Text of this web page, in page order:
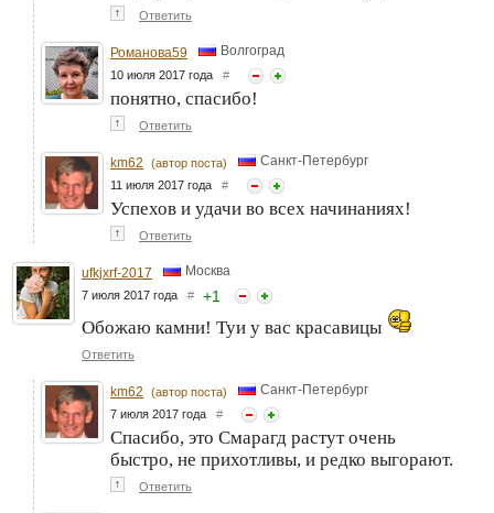
↑ Ответить
Романова59 Волгоград
10 июля 2017 года #
понятно, спасибо!
↑ Ответить
km62 (автор поста) Санкт-Петербург
11 июля 2017 года #
Успехов и удачи во всех начинаниях!
↑ Ответить
ufkjxrf-2017 Москва
7 июля 2017 года # +1
Обожаю камни! Туи у вас красавицы
Ответить
km62 (автор поста) Санкт-Петербург
7 июля 2017 года #
Спасибо, это Смарагд растут очень
быстро, не прихотливы, и редко выгорают.
↑ Ответить